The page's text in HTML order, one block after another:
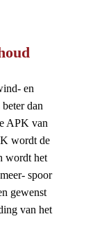
en
dan
APK van
wordt de
wordt het
spoor
gewenst
van het